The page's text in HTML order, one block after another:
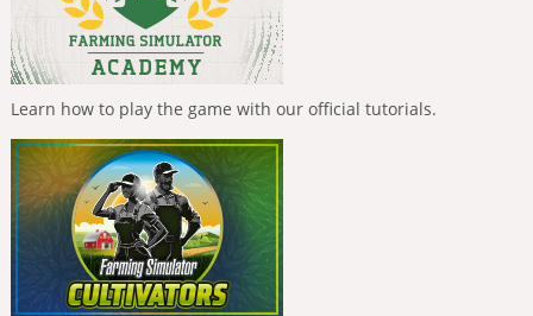
Learn how to play the game with our official tutorials.